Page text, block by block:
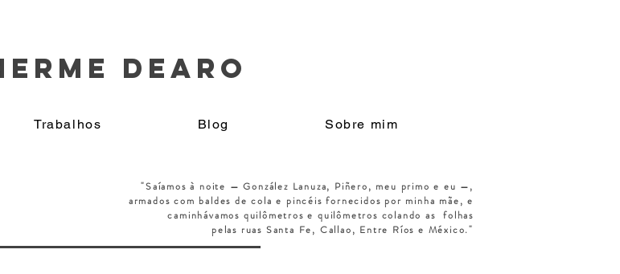
DEARO
Trabalhos Blog Sobre mim
"Saíamos à noite — González Lanuza, Piñero, meu primo e eu —,
armadoscom baldes de cola e pincéis fornecidos por minha mãe, e
caminhávamos quilômetros e quilômetros colando asfolhas
pelas ruas Santa Fe, Callao, Entre Ríos e México."